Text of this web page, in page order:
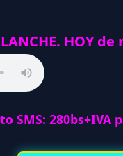
HOY
SMS: 280bs+IVA